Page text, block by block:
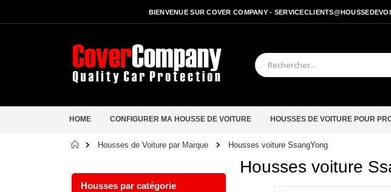
BIENVENUE SUR COVER COMPANY -
HOME CONFIGURER MA HOUSSE DE VOITURE HOUSSES DE VOITURE POUR
Accueil
Housses de Voiture par Marque Housses voiture SsangYong
Housses voiture
Housses par catégorie